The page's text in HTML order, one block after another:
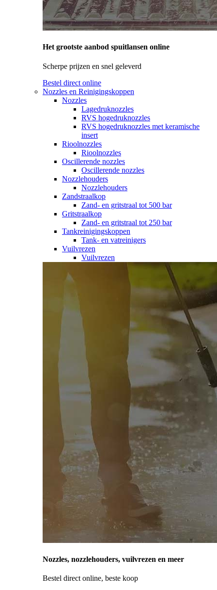
Het grootste aanbod spuitlansen online
Scherpe prijzen en snel geleverd
Bestel direct online
Nozzles en Reinigingskoppen
Nozzles
Lagedruknozzles
RVS hogedruknozzles
RVS hogedruknozzles met keramische
insert
Rioolnozzles
Rioolnozzles
Oscillerende nozzles
Oscillerende nozzles
Nozzlehouders
Nozzlehouders
Zandstraalkop
Zand- en gritstraal tot 500 bar
Gritstraalkop
Zand- en gritstraal tot 250 bar
Tankreinigingskoppen
Tank- en vatreinigers
Vuilvrezen
Vuilvrezen
Nozzles, nozzlehouders, vuilvrezen en meer
Bestel direct online, beste koop